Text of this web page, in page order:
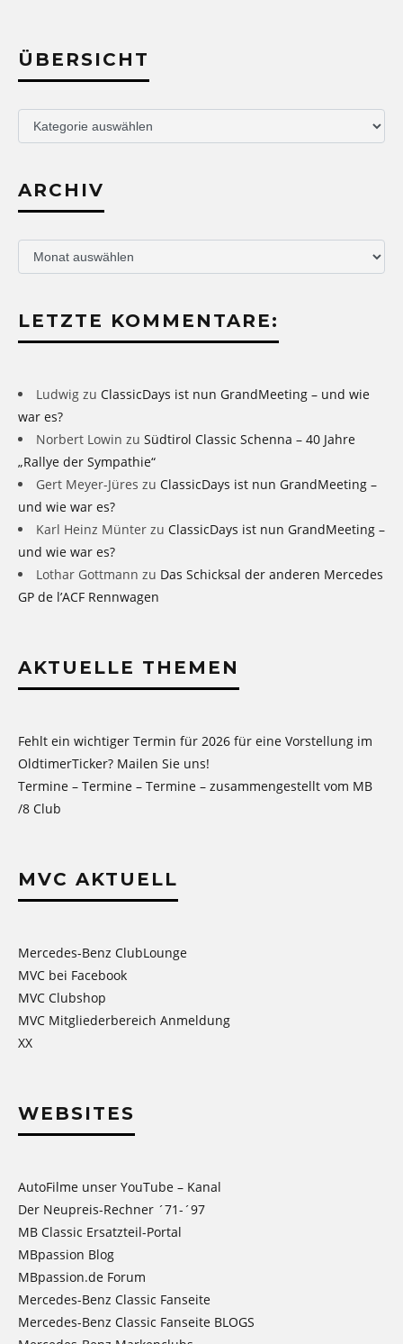
ÜBERSICHT
Übersicht
ARCHIV
Archiv
LETZTE KOMMENTARE:
Ludwig zu ClassicDays ist nun GrandMeeting – und wie
war es?
Norbert Lowin zu Südtirol Classic Schenna – 40 Jahre
„Rallye der Sympathie“
Gert Meyer-Jüres zu ClassicDays ist nun GrandMeeting –
und wie war es?
Karl Heinz Münter zu ClassicDays ist nun GrandMeeting –
und wie war es?
Lothar Gottmann zu Das Schicksal der anderen Mercedes
GP de l’ACF Rennwagen
AKTUELLE THEMEN
Fehlt ein wichtiger Termin für 2026 für eine Vorstellung im
OldtimerTicker? Mailen Sie uns!
Termine – Termine – Termine – zusammengestellt vom MB
/8 Club
MVC AKTUELL
Mercedes-Benz ClubLounge
MVC bei Facebook
MVC Clubshop
MVC Mitgliederbereich Anmeldung
XX
WEBSITES
AutoFilme unser YouTube – Kanal
Der Neupreis-Rechner ´71-´97
MB Classic Ersatzteil-Portal
MBpassion Blog
MBpassion.de Forum
Mercedes-Benz Classic Fanseite
Mercedes-Benz Classic Fanseite BLOGS